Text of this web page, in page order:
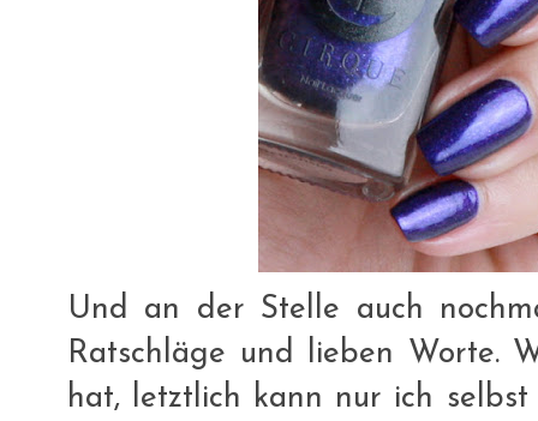
Und an der Stelle auch
Ratschläge und lieben Worte.
hat, letztlich kann nur ich